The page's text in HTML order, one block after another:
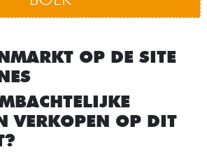
OP DE SITE
VERKOPEN OP DIT